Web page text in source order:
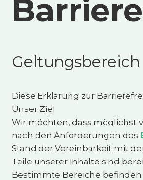
Geltungsbereich
Diese Erklärung zur
Unser Ziel
Wir möchten, dass möglichst
nach den Anforderungen des
Stand der Vereinbarkeit mit
Teile unserer Inhalte sind
Bestimmte Bereiche befinden